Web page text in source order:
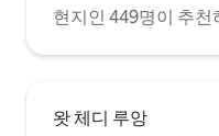
현지인 449명이 추천
왓 체디 루앙